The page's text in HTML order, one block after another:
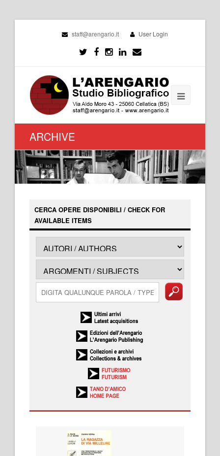
staff@arengario.it User Login
ARCHIVE
CERCA OPERE DISPONIBILI / CHECK FOR
AVAILABLE ITEMS